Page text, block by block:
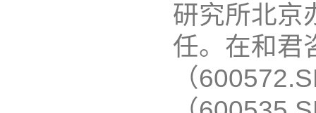
研究所北京
任。在和君
（